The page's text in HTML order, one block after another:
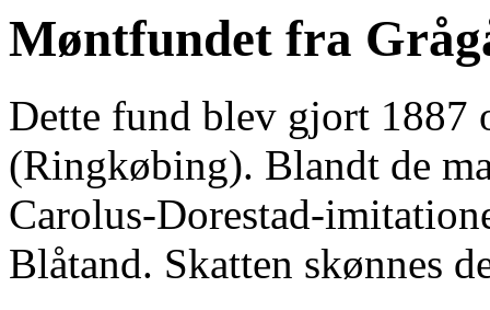
Møntfundet fra
Dette fund blev gjort 1887
(Ringkøbing). Blandt de
Carolus-Dorestad-
Blåtand. Skatten skønnes